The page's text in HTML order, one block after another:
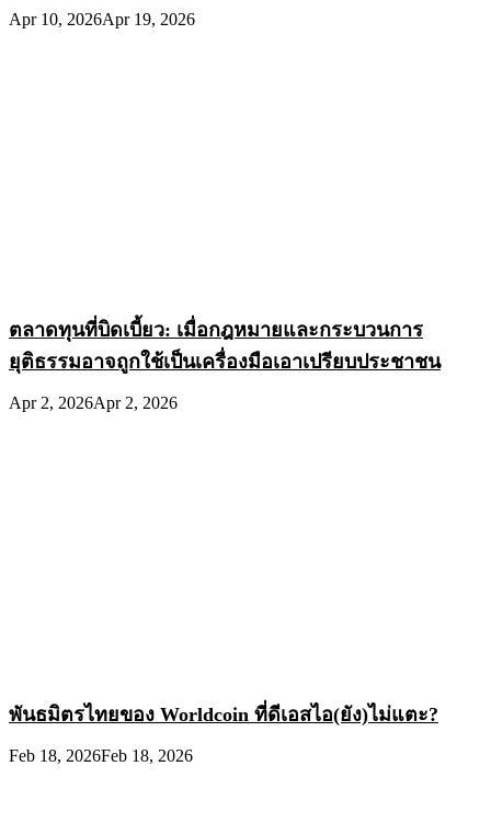
Apr 10, 2026Apr 19, 2026
ตลาดทุนที่บิดเบี้ยว: เมื่อกฎหมายและกระบวนการ
ยุติธรรมอาจถูกใช้เป็นเครื่องมือเอาเปรียบประชาชน
Apr 2, 2026Apr 2, 2026
พันธมิตรไทยของ Worldcoin ที่ดีเอสไอ(ยัง)ไม่แตะ?
Feb 18, 2026Feb 18, 2026